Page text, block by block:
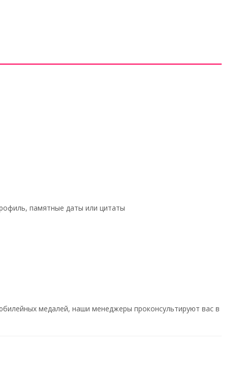
памятные даты или цитаты
медалей, наши менеджеры проконсультируют вас в